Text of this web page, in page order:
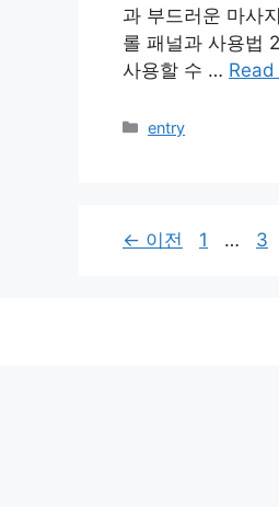
과 부드러운 마사
롤 패널과 사용법
사용할 수 …
카
entry
← 이전
페
1 …
페
3